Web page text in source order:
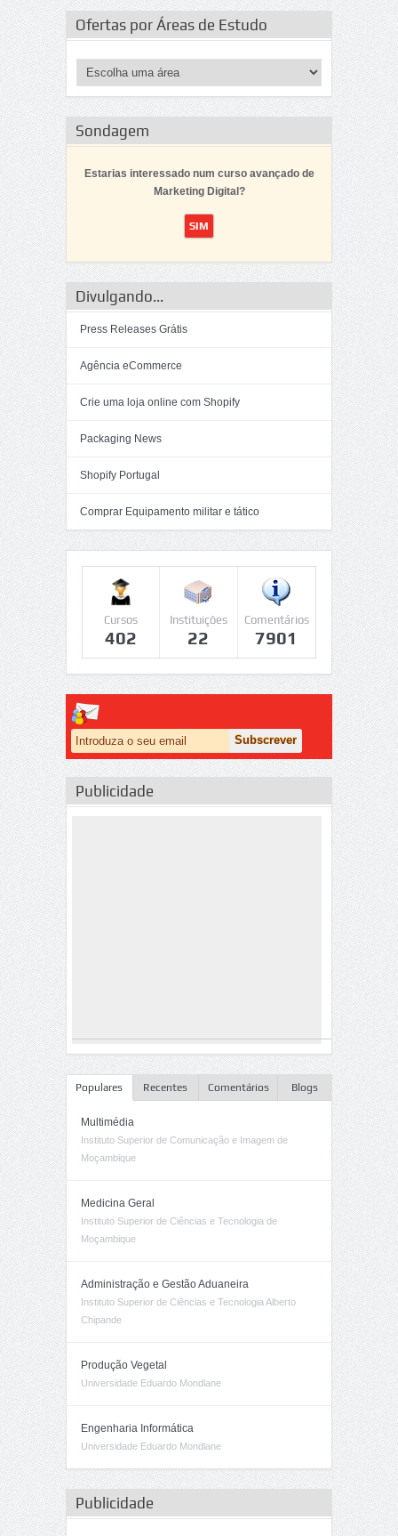
Ofertas por Áreas de Estudo
Sondagem
Estarias interessado num curso avançado de
Marketing Digital?
Divulgando...
Press Releases Grátis
Agência eCommerce
Crie uma loja online com Shopify
Packaging News
Shopify Portugal
Comprar Equipamento militar e tático
Cursos
402
Instituições
22
Comentários
7901
Publicidade
Populares Recentes Comentários Blogs
Multimédia
Instituto Superior de Comunicação e Imagem de
Moçambique
Medicina Geral
Instituto Superior de Ciências e Tecnologia de
Moçambique
Administração e Gestão Aduaneira
Instituto Superior de Ciências e Tecnologia Alberto
Chipande
Produção Vegetal
Universidade Eduardo Mondlane
Engenharia Informática
Universidade Eduardo Mondlane
Publicidade